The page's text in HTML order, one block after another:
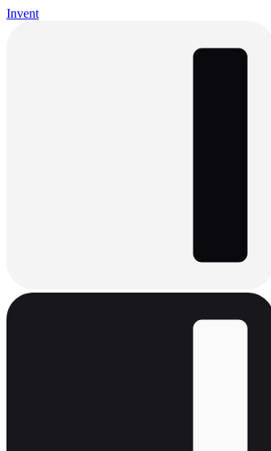
Invent